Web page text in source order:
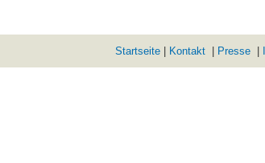
Startseite Kontakt Presse